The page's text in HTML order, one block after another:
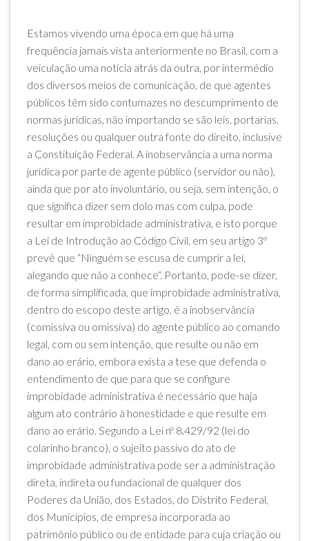
Estamos vivendo uma época em que há uma
frequência jamais vista anteriormente no Brasil, com a
veiculação uma notícia atrás da outra, por intermédio
dos diversos meios de comunicação, de que agentes
públicos têm sido contumazes no descumprimento de
normas jurídicas, não importando se são leis, portarias,
resoluções ou qualquer outra fonte do direito, inclusive
a Constituição Federal. A inobservância a uma norma
jurídica por parte de agente público (servidor ou não),
ainda que por ato involuntário, ou seja, sem intenção, o
que significa dizer sem dolo mas com culpa, pode
resultar em improbidade administrativa, e isto porque
a Lei de Introdução ao Código Civil, em seu artigo 3º
prevê que “Ninguém se escusa de cumprir a lei,
alegando que não a conhece“. Portanto, pode-se dizer,
de forma simplificada, que improbidade administrativa,
dentro do escopo deste artigo, é a inobservância
(comissiva ou omissiva) do agente público ao comando
legal, com ou sem intenção, que resulte ou não em
dano ao erário, embora exista a tese que defenda o
entendimento de que para que se configure
improbidade administrativa é necessário que haja
algum ato contrário à honestidade e que resulte em
dano ao erário. Segundo a Lei nº 8.429/92 (lei do
colarinho branco), o sujeito passivo do ato de
improbidade administrativa pode ser a administração
direta, indireta ou fundacional de qualquer dos
Poderes da União, dos Estados, do Distrito Federal,
dos Municípios, de empresa incorporada ao
patrimônio público ou de entidade para cuja criação ou